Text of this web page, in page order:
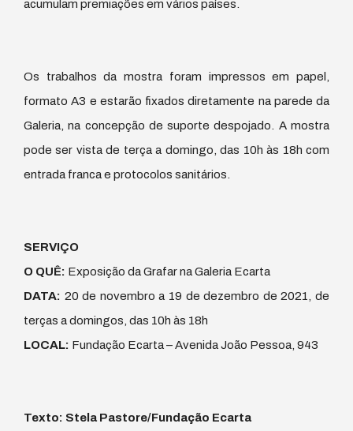
acumulam premiações em vários países.
Os trabalhos da mostra foram impressos em papel,
formato A3 e estarão fixados diretamente na parede da
Galeria, na concepção de suporte despojado. A mostra
pode ser vista de terça a domingo, das 10h às 18h com
entrada franca e protocolos sanitários.
SERVIÇO
O QUÊ: Exposição da Grafar na Galeria Ecarta
DATA: 20 de novembro a 19 de dezembro de 2021, de
terças a domingos, das 10h às 18h
LOCAL: Fundação Ecarta – Avenida João Pessoa, 943
Texto: Stela Pastore/Fundação Ecarta